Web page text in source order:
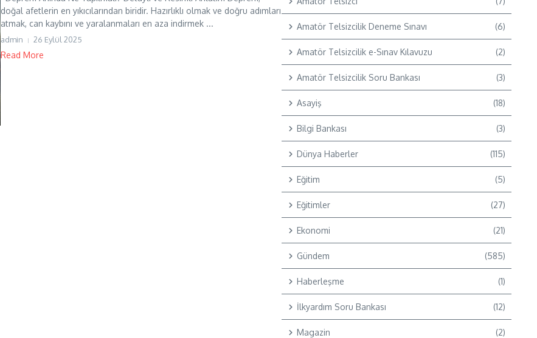
doğal afetlerin en yıkıcılarından biridir. Hazırlıklı olmak ve doğru adımları
atmak, can kaybını ve yaralanmaları en aza indirmek ...
admin 26 Eylül 2025
Read More
Amatör Telsizcilik Deneme Sınavı (6)
Amatör Telsizcilik e-Sınav Kılavuzu (2)
Amatör Telsizcilik Soru Bankası (3)
Asayiş (18)
Bilgi Bankası (3)
Dünya Haberler (115)
Eğitim (5)
Eğitimler (27)
Ekonomi (21)
Gündem (585)
Haberleşme (1)
İlkyardım Soru Bankası (12)
Magazin (2)